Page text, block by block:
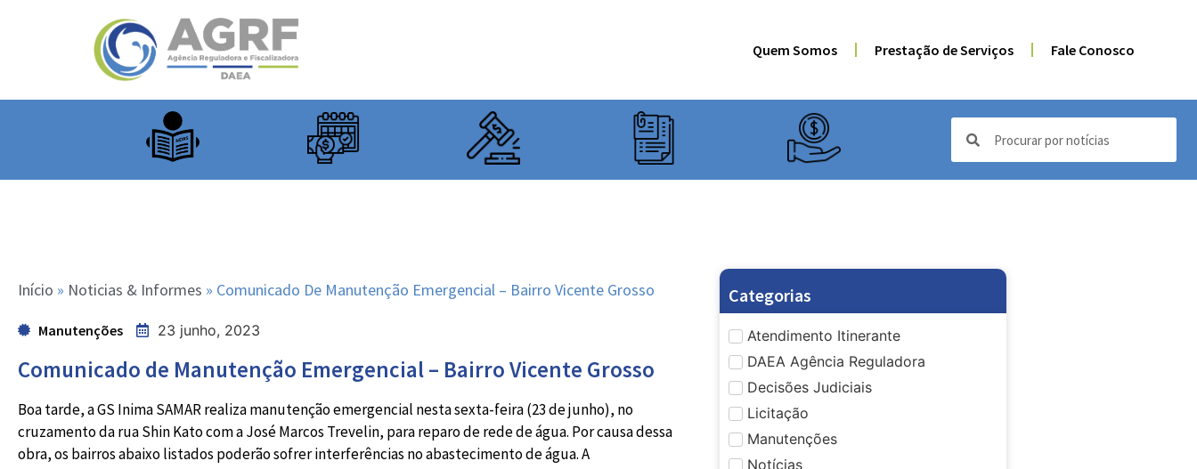
Quem Somos Prestação de Serviços Fale Conosco
Início » Noticias & Informes » Comunicado De Manutenção Emergencial – Bairro Vicente Grosso
Manutenções 23 junho, 2023
Comunicado de Manutenção Emergencial – Bairro Vicente Grosso
Boa tarde, a GS Inima SAMAR realiza manutenção emergencial nesta sexta-feira (23 de junho), no
cruzamento da rua Shin Kato com a José Marcos Trevelin, para reparo de rede de água. Por causa dessa
obra, os bairros abaixo listados poderão sofrer interferências no abastecimento de água. A
Categorias
Atendimento Itinerante
DAEA Agência Reguladora
Decisões Judiciais
Licitação
Manutenções
Notícias